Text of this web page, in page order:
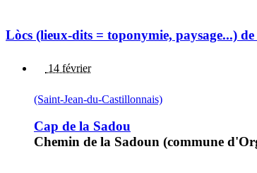
Lòcs (lieux-dits = toponymie, paysage...) de
14 février
(Saint-Jean-du-Castillonnais)
Cap de la Sadou
Chemin de la Sadoun (commune